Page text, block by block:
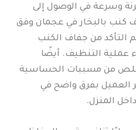
وسرعة في الوصول إلى
كنب بالبخار في عجمان وفق
التأكد من جفاف الكنب
عملية التنظيف. أيضًا
من مسببات الحساسية
العميل بفرق واضح في
المنزل.